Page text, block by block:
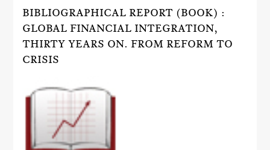
BIBLIOGRAPHICAL REPORT (BOOK) :
GLOBAL FINANCIAL INTEGRATION,
THIRTY YEARS ON. FROM REFORM TO
CRISIS